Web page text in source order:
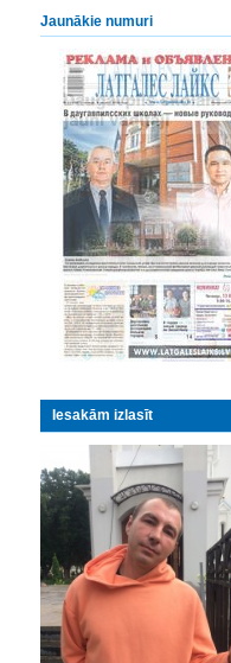
Jaunākie numuri
Iesakām izlasīt